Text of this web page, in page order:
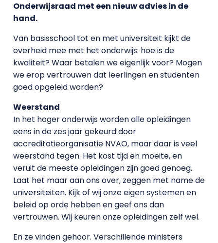
Onderwijsraad met een nieuw advies in de
hand.
Van basisschool tot en met universiteit kijkt de
overheid mee met het onderwijs: hoe is de
kwaliteit? Waar betalen we eigenlijk voor? Mogen
we erop vertrouwen dat leerlingen en studenten
goed opgeleid worden?
Weerstand
In het hoger onderwijs worden alle opleidingen
eens in de zes jaar gekeurd door
accreditatieorganisatie NVAO, maar daar is veel
weerstand tegen. Het kost tijd en moeite, en
veruit de meeste opleidingen zijn goed genoeg.
Laat het maar aan ons over, zeggen met name de
universiteiten. Kijk of wij onze eigen systemen en
beleid op orde hebben en geef ons dan
vertrouwen. Wij keuren onze opleidingen zelf wel.
En ze vinden gehoor. Verschillende ministers